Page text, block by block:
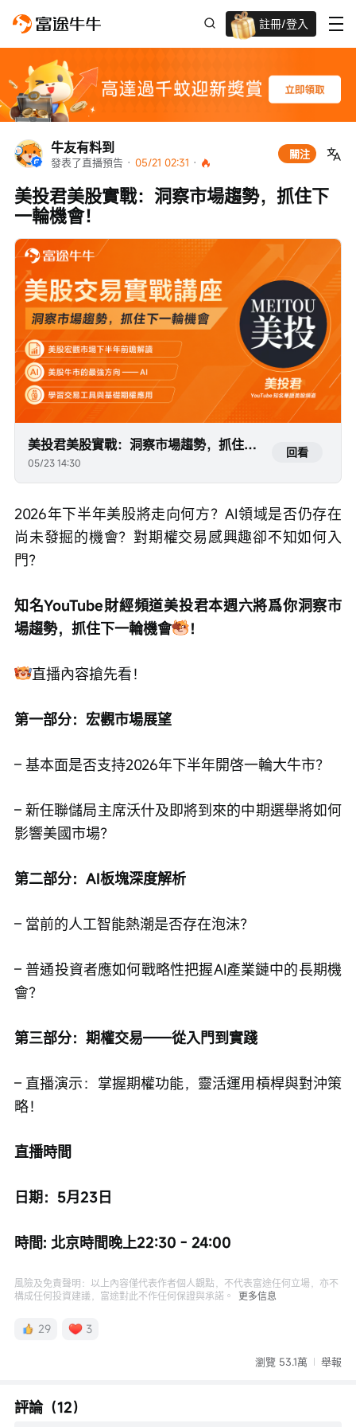
註冊/登入
迎新驚喜賞 股票/BTC等任你揀!
牛友有料到
發表了直播預告 · 05/21 02:31 ·
關注
美投君美股實戰：洞察市場趨勢，抓住下
一輪機會！
美投君美股實戰：洞察市場趨勢，抓住下一輪機會
05/23 14:30
回看
2026年下半年美股將走向何方？AI領域是否仍存在
尚未發掘的機會？對期權交易感興趣卻不知如何入
門？
知名YouTube財經頻道美投君本週六將爲你洞察市
場趨勢，抓住下一輪機會
！
直播內容搶先看！
第一部分：宏觀市場展望
– 基本面是否支持2026年下半年開啓一輪大牛市？
– 新任聯儲局主席沃什及即將到來的中期選舉將如何
影響美國市場？
第二部分：AI板塊深度解析
– 當前的人工智能熱潮是否存在泡沫？
– 普通投資者應如何戰略性把握AI產業鏈中的長期機
會？
第三部分：期權交易——從入門到實踐
– 直播演示：掌握期權功能，靈活運用槓桿與對沖策
略！
直播時間
日期：5月23日
時間: 北京時間晚上22:30 - 24:00
風險及免責聲明：以上內容僅代表作者個人觀點，不代表富途任何立場，亦不
構成任何投資建議，富途對此不作任何保證與承諾。
更多信息
29 3
瀏覽 53.1萬 舉報
評論（12）